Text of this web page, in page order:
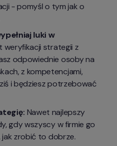
- pomyśl o tym jak o
luki w
weryfikacji strategii z
odpowiednie osoby na
z kompetencjami,
i będziesz potrzebować
Nawet najlepszy
gdy wszyscy w firmie go
jak zrobić to dobrze.